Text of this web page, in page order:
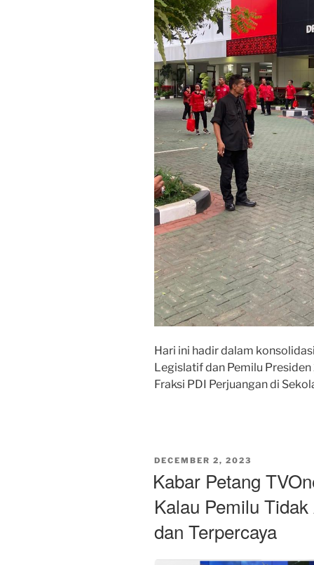
Hari ini hadir dalam
Legislatif dan Pemilu
Fraksi PDI Perjuangan di
POSTED
DECEMBER 2, 2023
Kabar Petang
Kalau Pemilu
dan Terpercaya